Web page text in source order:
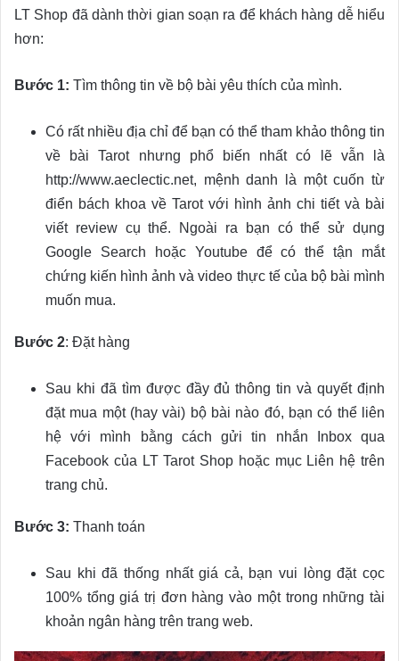
LT Shop đã dành thời gian soạn ra để khách hàng dễ hiểu
hơn:
Bước 1: Tìm thông tin về bộ bài yêu thích của mình.
Có rất nhiều địa chỉ để bạn có thể tham khảo thông tin
về bài Tarot nhưng phổ biến nhất có lẽ vẫn là
http://www.aeclectic.net, mệnh danh là một cuốn từ
điển bách khoa về Tarot với hình ảnh chi tiết và bài
viết review cụ thể. Ngoài ra bạn có thể sử dụng
Google Search hoặc Youtube để có thể tận mắt
chứng kiến hình ảnh và video thực tế của bộ bài mình
muốn mua.
Bước 2: Đặt hàng
Sau khi đã tìm được đầy đủ thông tin và quyết định
đặt mua một (hay vài) bộ bài nào đó, bạn có thể liên
hệ với mình bằng cách gửi tin nhắn Inbox qua
Facebook của LT Tarot Shop hoặc mục Liên hệ trên
trang chủ.
Bước 3: Thanh toán
Sau khi đã thống nhất giá cả, bạn vui lòng đặt cọc
100% tổng giá trị đơn hàng vào một trong những tài
khoản ngân hàng trên trang web.